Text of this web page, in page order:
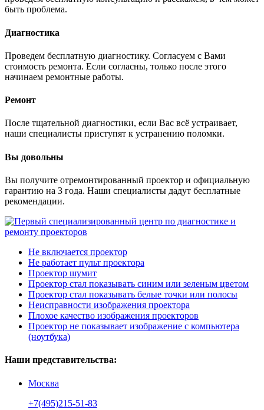
быть проблема.
Диагностика
Проведем бесплатную диагностику. Согласуем с Вами
стоимость ремонта. Если согласны, только после этого
начинаем ремонтные работы.
Ремонт
После тщательной диагностики, если Вас всё устраивает,
наши специалисты приступят к устранению поломки.
Вы довольны
Вы получите отремонтированный проектор и официальную
гарантию на 3 года. Наши специалисты дадут бесплатные
рекомендации.
Не включается проектор
Не работает пульт проектора
Проектор шумит
Проектор стал показывать синим или зеленым цветом
Проектор стал показывать белые точки или полосы
Неисправности изображения проектора
Плохое качество изображения проекторов
Проектор не показывает изображение с компьютера
(ноутбука)
Наши представительства:
Москва
+7(495)215-51-83